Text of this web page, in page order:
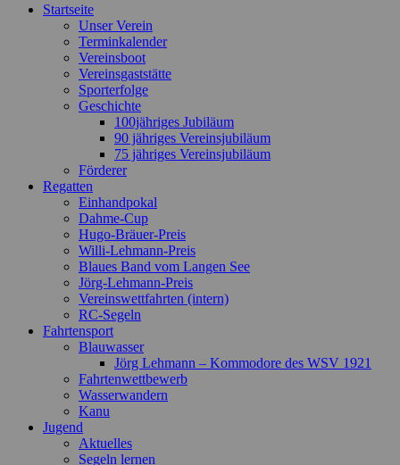
Startseite
Unser Verein
Terminkalender
Vereinsboot
Vereinsgaststätte
Sporterfolge
Geschichte
100jähriges Jubiläum
90 jähriges Vereinsjubiläum
75 jähriges Vereinsjubiläum
Förderer
Regatten
Einhandpokal
Dahme-Cup
Hugo-Bräuer-Preis
Willi-Lehmann-Preis
Blaues Band vom Langen See
Jörg-Lehmann-Preis
Vereinswettfahrten (intern)
RC-Segeln
Fahrtensport
Blauwasser
Jörg Lehmann – Kommodore des WSV 1921
Fahrtenwettbewerb
Wasserwandern
Kanu
Jugend
Aktuelles
Segeln lernen